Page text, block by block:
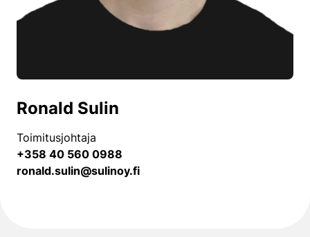
Ronald Sulin
Toimitusjohtaja
+358 40 560 0988
ronald.sulin@sulinoy.fi